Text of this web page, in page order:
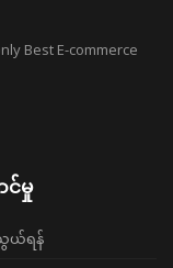
Best E-commerce
င်မှု
ရန်